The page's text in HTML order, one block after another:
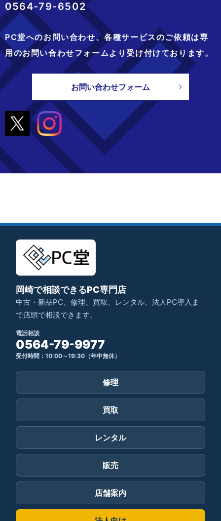
0564-79-6502
PC堂へのお問い合わせ、各種サービスのご依頼は専
用のお問い合わせフォームより 受け付けております。
お問い合わせフォーム
岡崎で相談できるPC専門店
中古・新品PC、修理、買取、レンタル、法人PC導入ま
で店頭で相談できます。
電話相談
0564-79-9977
受付時間：10:00～19:30（年中無休）
修理
買取
レンタル
販売
店舗案内